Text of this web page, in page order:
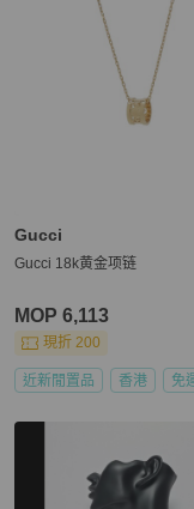
Gucci
Gucci 18k黄金项链
MOP 6,113
現折 200
近新閒置品 香港 免